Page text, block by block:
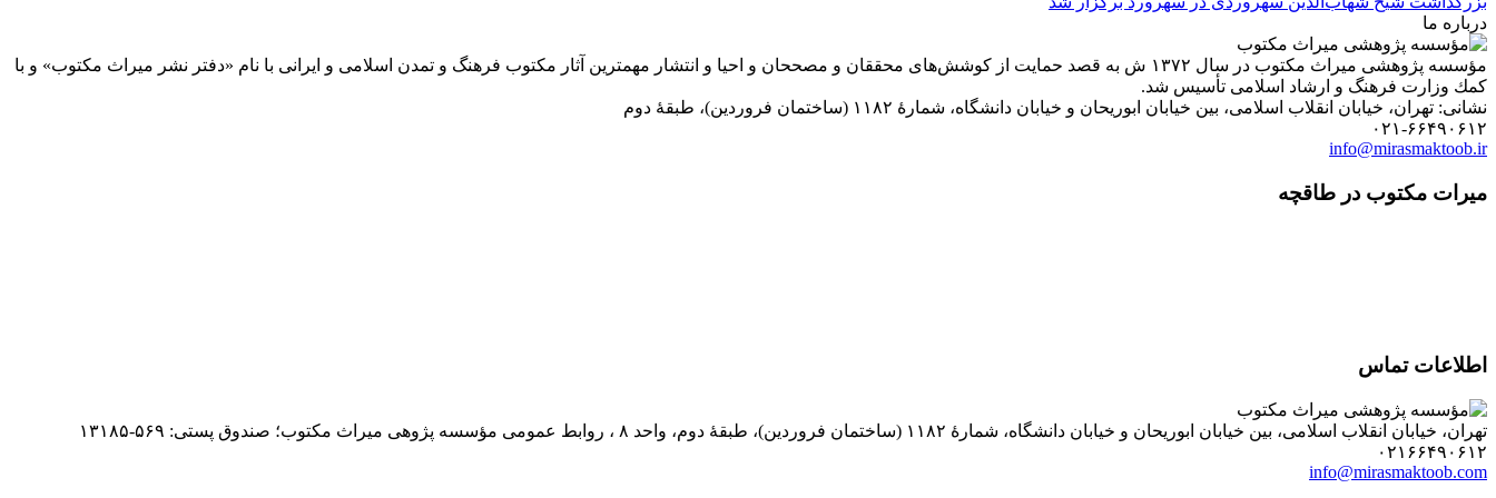
كمك وزارت فرهنگ و ارشاد اسلامی تأسیس شد.
نشانی: تهران، خیابان انقلاب اسلامی، بین خیابان ابوریحان و خیابان دانشگاه، شمارۀ ۱۱۸۲ (ساختمان فروردین)، طبقۀ دوم
۰۲۱-۶۶۴۹۰۶۱۲
info@mirasmaktoob.ir
تهران، خیابان انقلاب اسلامی، بین خیابان ابوریحان و خیابان دانشگاه، شمارۀ ۱۱۸۲ (ساختمان فروردین)، طبقۀ دوم، واحد ۸ ، روابط عمومی مؤسسه پژوهی میراث مکتوب؛ صندوق پستی: ۵۶۹-۱۳۱۸۵
۰۲۱۶۶۴۹۰۶۱۲
info@mirasmaktoob.com